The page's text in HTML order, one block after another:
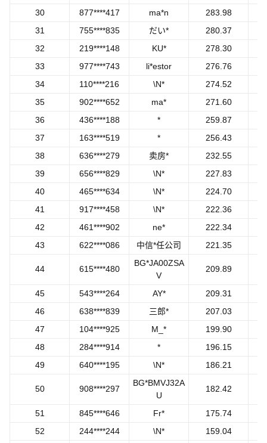
30
877****417 ma*n
283.98
31
755****835 だい*
280.37
32
219****148 KU*
278.30
33
977****743 li*estor
276.76
34
110****216 \N*
274.52
35
902****652 ma*
271.60
36
436****188 *
259.87
37
163****519 *
256.43
38
636****279 卖房*
232.55
39
656****829 \N*
227.83
40
465****634 \N*
224.70
41
917****458 \N*
222.36
42
461****902 ne*
222.34
43
622****086 中信*任公司 221.35
44 615****480
BG*JA00ZSA
V
209.89
45 543****264 AY*
209.31
46
638****839 三郎*
207.03
47
104****925 M_*
199.90
48
284****914 *
196.15
49
640****195 \N* 186.21
50 908****297
BG*BMVJ32A
U
182.42
51 845****646 Fr*
175.74
52
244****244 \N* 159.04